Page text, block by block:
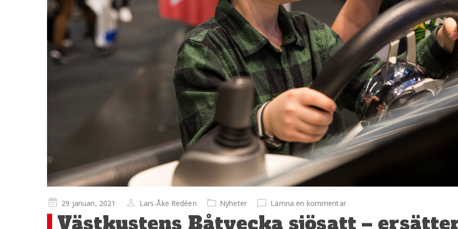
Publicerad
på
29 januari, 2021 Lars-Åke Redéen Nyheter Lämna en kommentar
Västkustens Båtvecka sjösatt –